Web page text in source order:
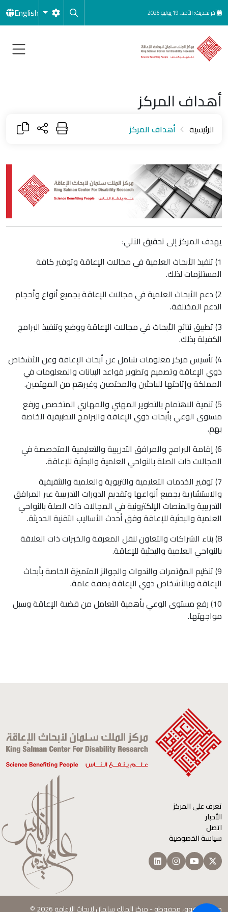
تجاوز إلى المحتوى الرئيسي
آخر تحديث: الأحد, 19 يوليو 2026 English
أهداف المركز
الرئيسية أهداف المركز
يهدف المركز إلى تحقيق الآتي:
1) تنفيذ الأبحاث العلمية في مجالات الإعاقة وتوفير كافة
المستلزمات لذلك.
2) دعم الأبحاث العلمية في مجالات الإعاقة بجميع أنواع وأحجام
الدعم المختلفة.
3) تطبيق نتائج الأبحاث في مجالات الإعاقة ووضع وتنفيذ البرامج
الكفيلة بذلك.
4) تأسيس مركز معلومات شامل عن أبحاث الإعاقة وعن الأشخاص
ذوي الإعاقة وتصميم وتطوير قواعد البيانات والمعلومات في
المملكة وإتاحتها للباحثين والمختصين وغيرهم من المهتمين.
5) تنمية الاهتمام بالتطوير المهني والمهاري المتخصص ورفع
مستوى الوعي بأبحاث ذوي الإعاقة والبرامج التطبيقية الخاصة
بهم.
6) إقامة البرامج والمرافق التدريبية والتعليمية المتخصصة في
المجالات ذات الصلة بالنواحي العلمية والبحثية للإعاقة.
7) توفير الخدمات التعليمية والتربوية والعلمية والتثقيفية
والاستشارية بجميع أنواعها وتقديم الدورات التدريبية عبر المرافق
التدريبية والمنصات الإلكترونية في المجالات ذات الصلة بالنواحي
العلمية والبحثية للإعاقة وفق أحدث الأساليب التقنية الحديثة.
8) بناء الشراكات والتعاون لنقل المعرفة والخبرات ذات العلاقة
بالنواحي العلمية والبحثية للإعاقة.
9) تنظيم المؤتمرات والندوات والجوائز المتميزة الخاصة بأبحاث
الإعاقة وبالأشخاص ذوي الإعاقة بصفة عامة.
10) رفع مستوى الوعي بأهمية التعامل من قضية الإعاقة وسبل
مواجهتها.
تعرف على المركز
الأخبار
اتصل
سياسة الخصوصية
جميع الحقوق محفوظة - مركز الملك سلمان لابحاث الإعاقة 2026 ©